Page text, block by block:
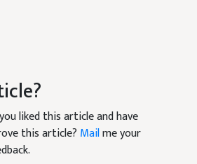
liked this article and have
this article? Mailme your